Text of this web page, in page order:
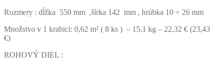
Rozmery : dĺžka 550 mm ,šírka 142 mm , hrúbka 10 ÷ 26 mm
Množstvo v 1 krabici: 0,62 m² ( 8 ks ) – 15,1 kg – 22,32 € (23,43
€)
ROHOVÝ DIEL :